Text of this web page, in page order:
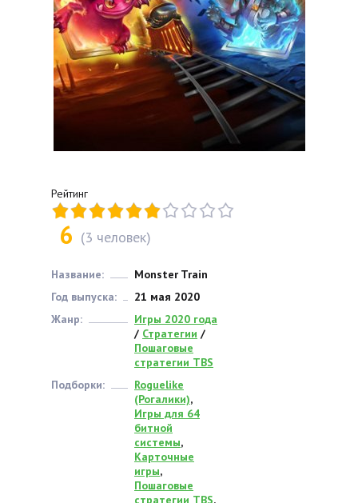
Рейтинг
6 (3 человек)
Название:
Monster Train
Год выпуска:
21 мая 2020
Жанр:
Игры 2020 года
/ Стратегии /
Пошаговые
стратегии TBS
Подборки:
Roguelike
(Рогалики),
Игры для 64
битной
системы,
Карточные
игры,
Пошаговые
стратегии TBS,